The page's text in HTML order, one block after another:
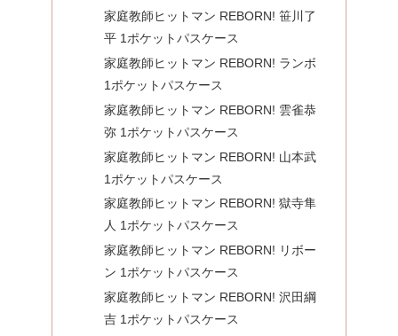
家庭教師ヒットマン REBORN! 笹川了
平 1ポケットパスケース
家庭教師ヒットマン REBORN! ランボ
1ポケットパスケース
家庭教師ヒットマン REBORN! 雲雀恭
弥 1ポケットパスケース
家庭教師ヒットマン REBORN! 山本武
1ポケットパスケース
家庭教師ヒットマン REBORN! 獄寺隼
人 1ポケットパスケース
家庭教師ヒットマン REBORN! リボー
ン 1ポケットパスケース
家庭教師ヒットマン REBORN! 沢田綱
吉 1ポケットパスケース